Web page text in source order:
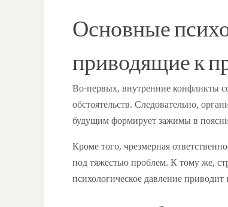
Основные
приводящие к
Во-первых, внутренние конфликты
обстоятельств. Следовательно,
будущим формирует зажимы в
Кроме того, чрезмерная
под тяжестью проблем. К тому же,
психологическое давление